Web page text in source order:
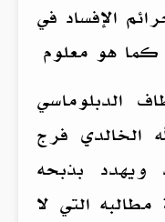
الإفساد في
كما هو معلوم
الدبلوماسي
الخالدي فرج
ويهدد بذبحه
التي لا